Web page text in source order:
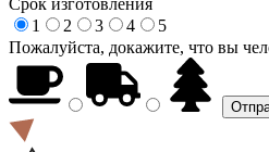
1
2 3 4
5
Пожалуйста, докажите, что вы